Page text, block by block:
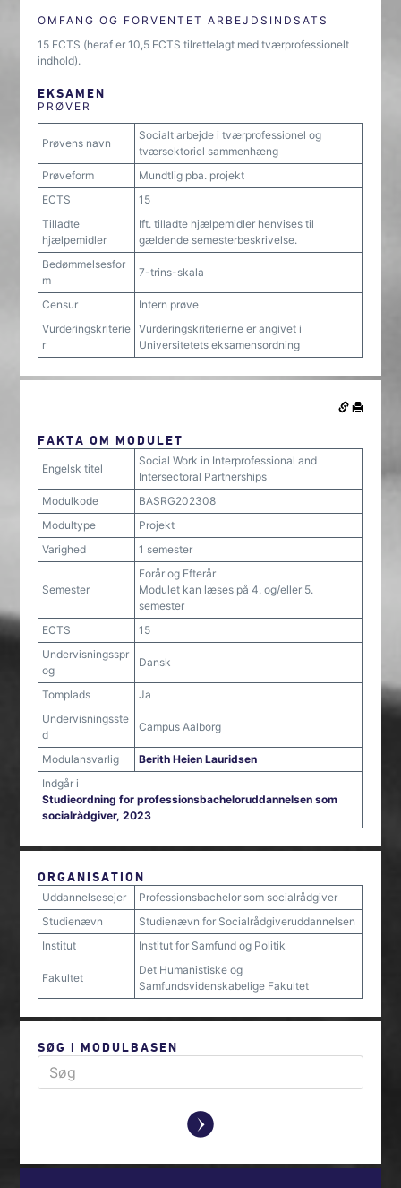
OMFANG OG FORVENTET ARBEJDSINDSATS
15 ECTS (heraf er 10,5 ECTS tilrettelagt med tværprofessionelt
indhold).
EKSAMEN
PRØVER
Prøvens navn
Socialt arbejde i tværprofessionel og
tværsektoriel sammenhæng
Prøveform
Mundtlig pba. projekt
ECTS
15
Tilladte
hjælpemidler
Ift. tilladte hjælpemidler henvises til
gældende semesterbeskrivelse.
Bedømmelsesfor
m
7-trins-skala
Censur
Intern prøve
Vurderingskriterie
r
Vurderingskriterierne er angivet i
Universitetets eksamensordning
FAKTA OM MODULET
Engelsk titel
Social Work in Interprofessional and
Intersectoral Partnerships
Modulkode
BASRG202308
Modultype
Projekt
Varighed
1 semester
Semester
Forår og Efterår
Modulet kan læses på 4. og/eller 5.
semester
ECTS
15
Undervisningsspr
og
Dansk
Tomplads
Ja
Undervisningsste
d
Campus Aalborg
Modulansvarlig
Berith Heien Lauridsen
Indgår i
Studieordning for professionsbacheloruddannelsen som
socialrådgiver, 2023
ORGANISATION
Uddannelsesejer
Professionsbachelor som socialrådgiver
Studienævn
Studienævn for Socialrådgiveruddannelsen
Institut
Institut for Samfund og Politik
Fakultet
Det Humanistiske og
Samfundsvidenskabelige Fakultet
SØG I MODULBASEN
y